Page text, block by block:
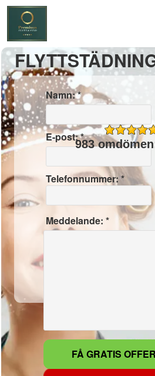
Namn: *
E-post: *
Telefonnummer: *
Meddelande: *
983